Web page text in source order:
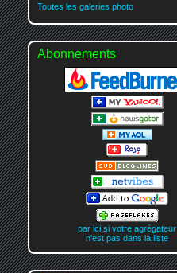
Toutes les galeries photo
Abonnements
par ici si votre agrégateur
n'est pas dans la liste